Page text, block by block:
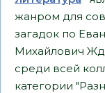
жанром для
загадок по
Михайлович
среди всей
категории